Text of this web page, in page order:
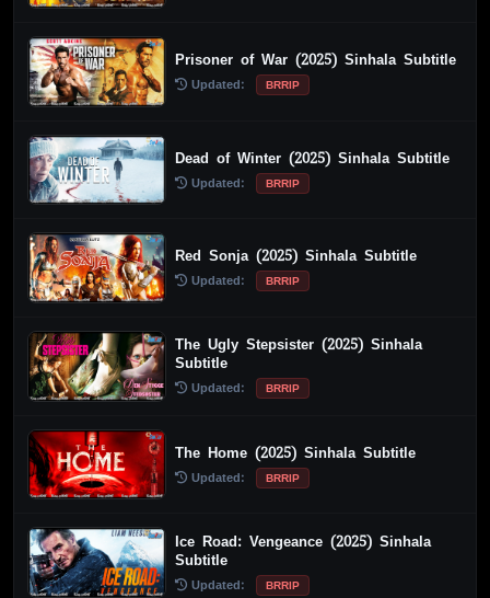
Prisoner of War (2025) Sinhala Subtitle
Updated: BRRIP
Dead of Winter (2025) Sinhala Subtitle
Updated: BRRIP
Red Sonja (2025) Sinhala Subtitle
Updated: BRRIP
The Ugly Stepsister (2025) Sinhala
Subtitle
Updated: BRRIP
The Home (2025) Sinhala Subtitle
Updated: BRRIP
Ice Road: Vengeance (2025) Sinhala
Subtitle
Updated: BRRIP